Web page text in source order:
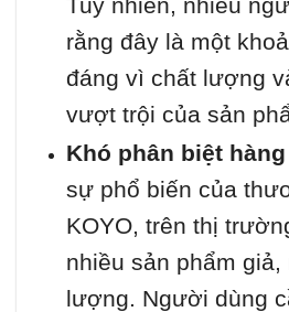
rằng đây là một
đáng vì chất lượng
vượt trội của sản
Khó phân biệt
sự phổ biến của
KOYO, trên thị
nhiều sản phẩm
lượng. Người dùng